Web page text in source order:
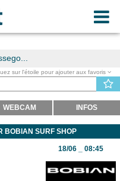
sur l'étoile pour ajouter aux favoris
WEBCAM INFOS
BOBIAN SURF SHOP
18/06 _ 08:45